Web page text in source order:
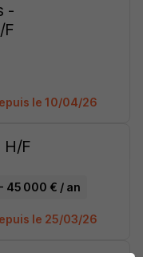
-
F
le 10/04/26
H/F
45 000 € / an
le 25/03/26